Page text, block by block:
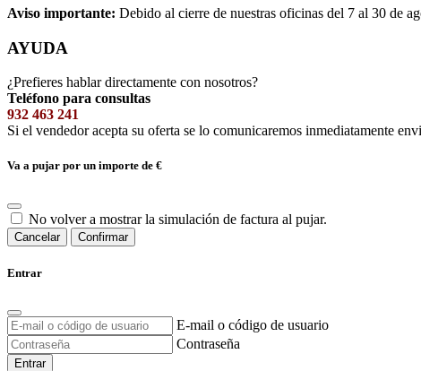
Aviso importante: Debido al cierre de nuestras oficinas del 7 al 30 de
AYUDA
¿Prefieres hablar directamente con nosotros?
Teléfono para consultas
932 463 241
Si el vendedor acepta su oferta se lo comunicaremos inmediatamente
Va a pujar por un importe de €
No volver a mostrar la simulación de factura al pujar.
Cancelar Confirmar
Entrar
E-mail o código de usuario
Contraseña
Entrar